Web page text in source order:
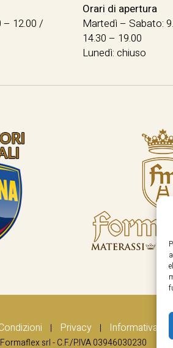
– 12.00 /
Orari di apertura
Martedì – Sabato:
14.30 – 19.00
Lunedì: chiuso
| Privacy | Informativa
Formaflex srl - C.F./P.IVA 03946030230